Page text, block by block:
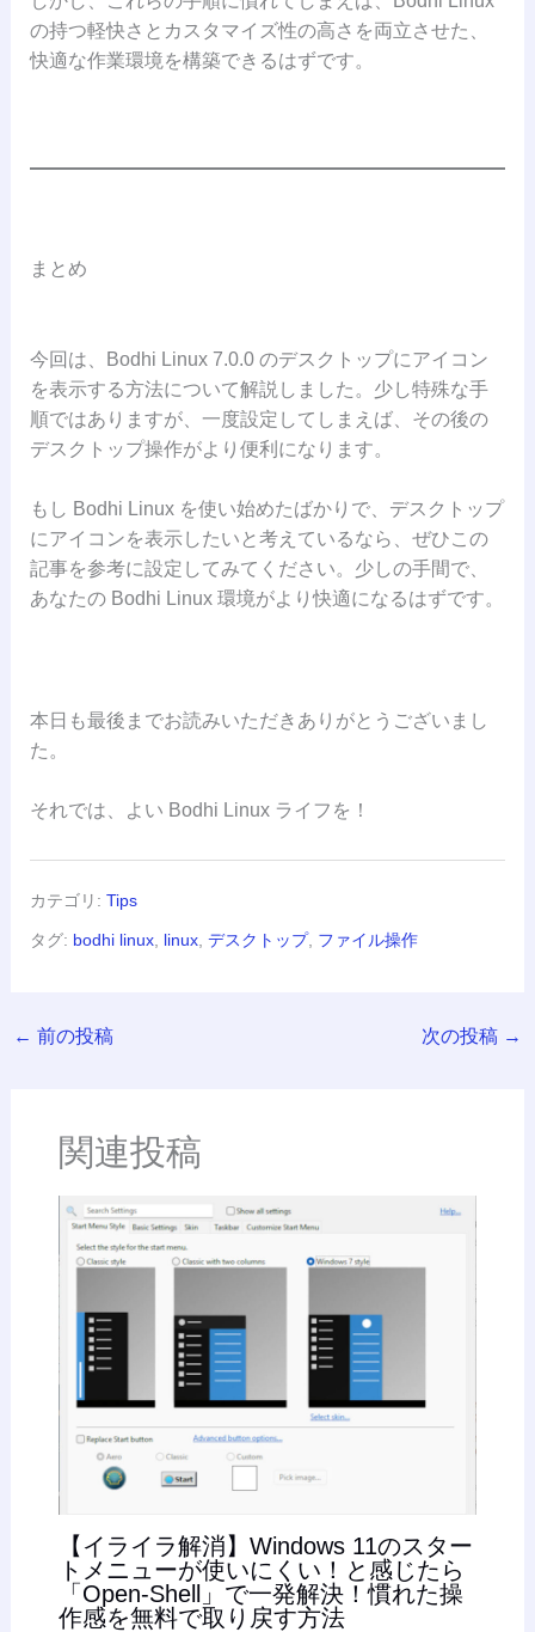
の持つ軽快さとカスタマイズ性の高さを両立させた、
快適な作業環境を構築できるはずです。
まとめ
今回は、Bodhi Linux 7.0.0 のデスクトップにアイコン
を表示する方法について解説しました。少し特殊な手
順ではありますが、一度設定してしまえば、その後の
デスクトップ操作がより便利になります。
もし Bodhi Linux を使い始めたばかりで、デスクトップ
にアイコンを表示したいと考えているなら、ぜひこの
記事を参考に設定してみてください。少しの手間で、
あなたの Bodhi Linux 環境がより快適になるはずです。
本日も最後までお読みいただきありがとうございまし
た。
それでは、よい Bodhi Linux ライフを！
カテゴリ: Tips
タグ: bodhi linux, linux, デスクトップ, ファイル操作
← 前の投稿 次の投稿 →
関連投稿
【イライラ解消】Windows 11のスター
トメニューが使いにくい！と感じたら
「Open-Shell」で一発解決！慣れた操
作感を無料で取り戻す方法